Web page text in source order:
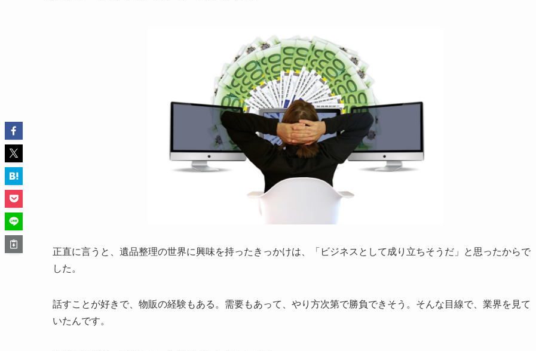
正直に言うと、遺品整理の世界に興味を持ったきっかけは、「ビジネスとして成り立ちそうだ」と思ったからで
した。
話すことが好きで、物販の経験もある。需要もあって、やり方次第で勝負できそう。そんな目線で、業界を見て
いたんです。